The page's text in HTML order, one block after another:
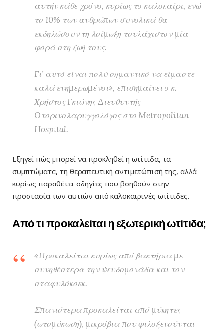
αυτήν κάθε χρόνο, κυρίως το καλοκαίρι, ενώ
το 10% των ανθρώπων συνολικά θα
εκδηλώσουν τη λοίμωξη τουλάχιστον μία
φορά στη ζωή τους.
Γι’ αυτό είναι πολύ σημαντικό να είμαστε
καλά ενημερωμένοι», επισημαίνει ο κ.
Χρήστος Γκιώνης Διευθυντής
Ωτορινολαρυγγολόγος στο Metropolitan
Hospital.
Εξηγεί πώς μπορεί να προκληθεί η ωτίτιδα, τα
συμπτώματα, τη θεραπευτική αντιμετώπισή της, αλλά
κυρίως παραθέτει οδηγίες που βοηθούν στην
προστασία των αυτιών από καλοκαιρινές ωτίτιδες.
Από τι προκαλείται η εξωτερική ωτίτιδα;
«Προκαλείται κυρίως από βακτήρια με
συνηθέστερα την ψευδομονάδα και τον
σταφυλόκοκκ.
Σπανιότερα προκαλείται από μύκητες
(ωτομύκωση), μικρόβια που φιλοξενούνται